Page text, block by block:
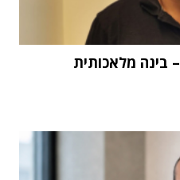
"העתיד הוא Physical AI – בינה מלאכותית